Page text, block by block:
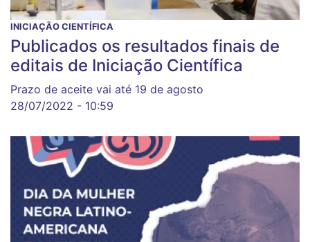
INICIAÇÃO CIENTÍFICA
Publicados os resultados finais de
editais de Iniciação Científica
Prazo de aceite vai até 19 de agosto
28/07/2022 - 10:59